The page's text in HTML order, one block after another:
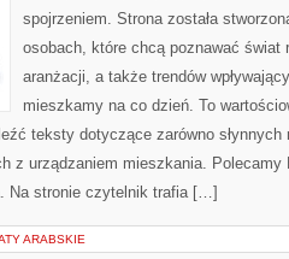
spojrzeniem. Strona została
osobach, które chcą poznawać świat
aranżacji, a także trendów
mieszkamy na co dzień. To
teksty dotyczące zarówno słynnych
z urządzaniem mieszkania. Polecamy
Na stronie czytelnik trafia […]
ARABSKIE